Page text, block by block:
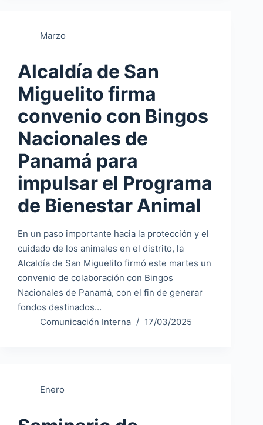
Marzo
Alcaldía de San
Miguelito firma
convenio con Bingos
Nacionales de
Panamá para
impulsar el Programa
de Bienestar Animal
En un paso importante hacia la protección y el
cuidado de los animales en el distrito, la
Alcaldía de San Miguelito firmó este martes un
convenio de colaboración con Bingos
Nacionales de Panamá, con el fin de generar
fondos destinados…
Comunicación Interna
17/03/2025
Enero